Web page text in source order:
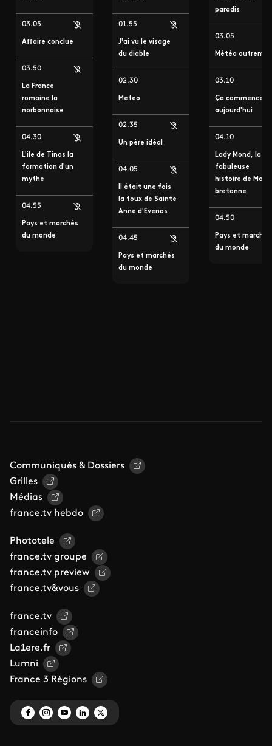
03.05
Affaire conclue
03.50
La France
romaine la
norbonnaise
04.30
L'ile de Tinos la
formation d'un
mythe
04.55
Pays et marchés
du monde
01.55
J'ai vu le visage
du diable
02.30
Météo
02.35
Un père idéal
04.05
Il était une fois
la foux de Sainte
Anne d'Evenos
04.45
Pays et marchés
du monde
paradis
03.05
Météo outremer
03.10
Ça commence
aujourd'hui
04.10
Lady Mond, la
fabuleuse
histoire de Mai la
bretonne
04.50
Pays et marchés
du monde
Communiqués & Dossiers
Grilles
Médias
france.tv hebdo
Phototele
france.tv groupe
france.tv preview
france.tv&vous
france.tv
franceinfo
La1ere.fr
Lumni
France 3 Régions